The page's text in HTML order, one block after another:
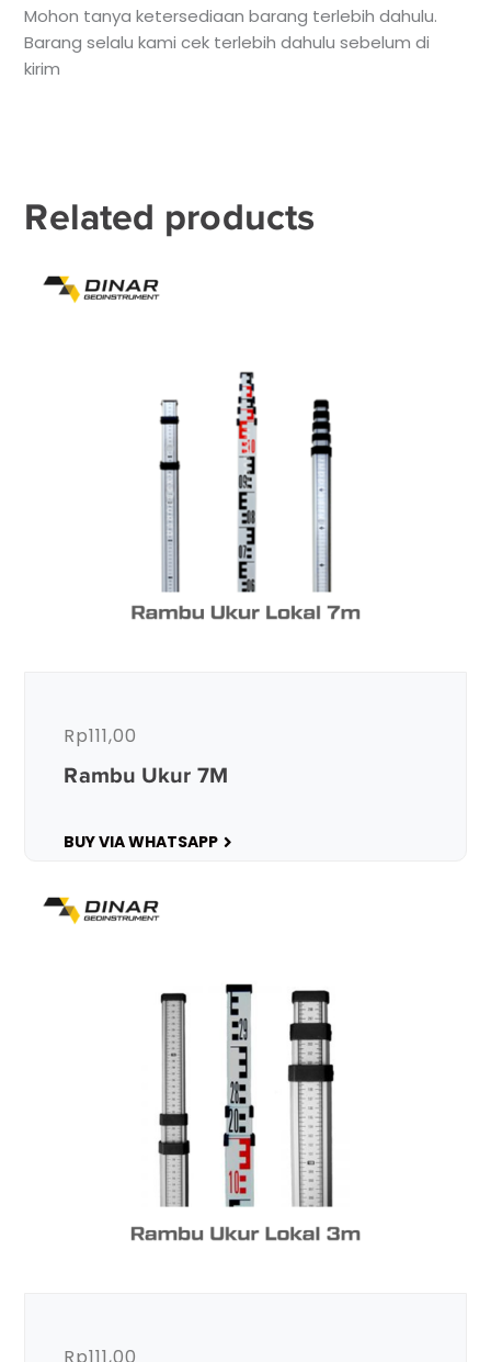
Mohon tanya ketersediaan barang terlebih dahulu.
Barang selalu kami cek terlebih dahulu sebelum di
kirim
Related products
Rambu Ukur 7M
Rp111,00
BUY VIA WHATSAPP
Rp111,00